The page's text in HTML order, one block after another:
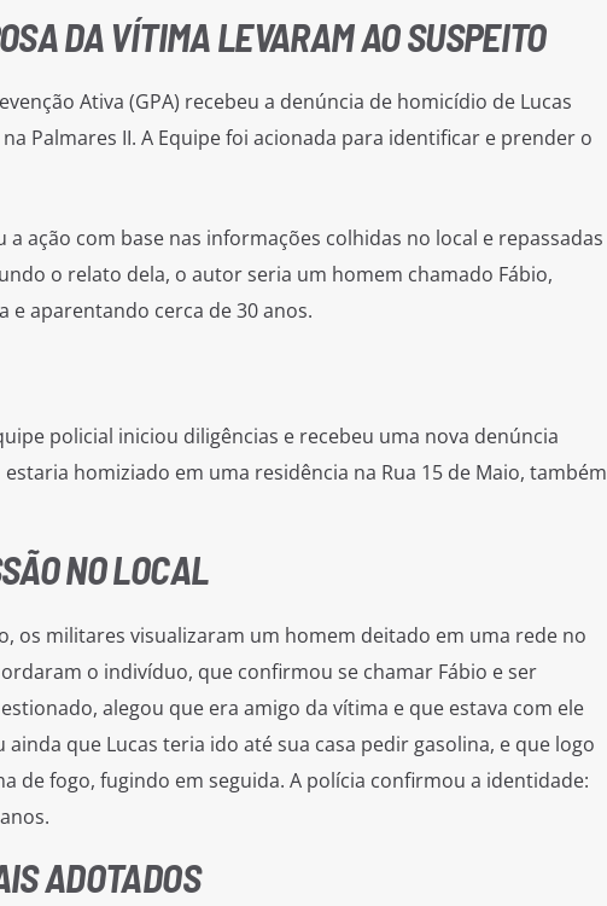
DA VÍTIMA LEVARAM AO SUSPEITO
Ativa (GPA) recebeu a denúncia de homicídio de Lucas
Palmares II. A Equipe foi acionada para identificar e prender o
ação com base nas informações colhidas no local e repassadas
o relato dela, o autor seria um homem chamado Fábio,
aparentando cerca de 30 anos.
policial iniciou diligências e recebeu uma nova denúncia
homiziado em uma residência na Rua 15 de Maio, também
NO LOCAL
os militares visualizaram um homem deitado em uma rede no
o indivíduo, que confirmou se chamar Fábio e ser
alegou que era amigo da vítima e que estava com ele
que Lucas teria ido até sua casa pedir gasolina, e que logo
de fogo, fugindo em seguida. A polícia confirmou a identidade:
ADOTADOS